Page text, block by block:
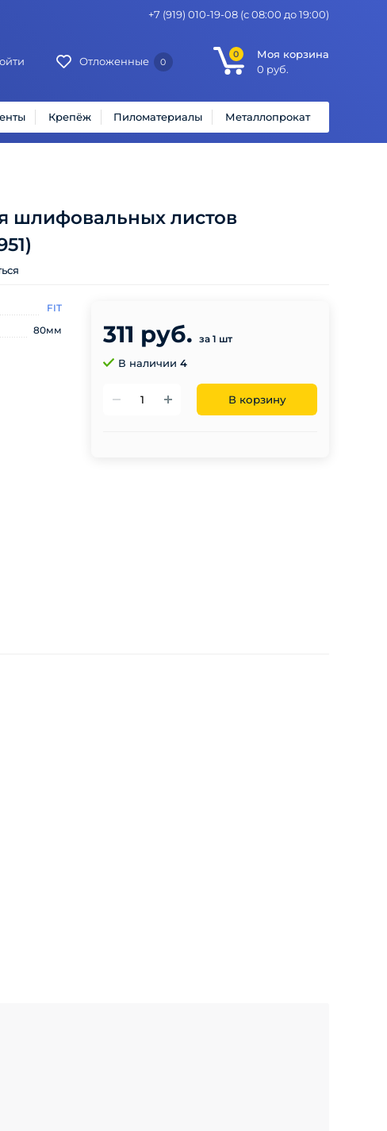
+7 (919) 010-19-08 (с 08:00 до 19:00)
Отложенные 0
0
Моя корзина
0 руб.
Крепёж Пиломатериалы Металлопрокат
листов
FIT
80мм 311 руб. за 1 шт
В наличии 4
В корзину